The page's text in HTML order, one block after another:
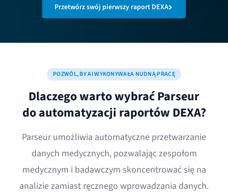
Przetwórz swój pierwszy raport DEXA
POZWÓL, BY AI WYKONYWAŁA NUDNĄ PRACĘ
Dlaczego warto wybrać Parseur
do automatyzacji raportów DEXA?
Parseur umożliwia automatyczne przetwarzanie
danych medycznych, pozwalając zespołom
medycznym i badawczym skoncentrować się na
analizie zamiast ręcznego wprowadzania danych.